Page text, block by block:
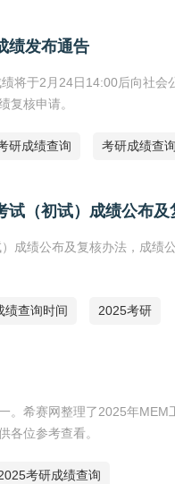
绩发布通告
将于2月24日14:00后向社会
复核申请。
研成绩查询 考研成绩查
试（初试）成绩公布及
成绩公布及复核办法，成绩
绩查询时间 2025考研
。希赛网整理了2025年
各位参考查看。
考研成绩查询